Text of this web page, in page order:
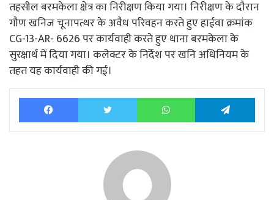
तहसील बरमकेला क्षेत्र का निरीक्षण किया गया। निरीक्षण के दौरान
गौण खनिज चूनापत्थर के अवैध परिवहन करते हुए हाईवा क्रमांक
CG-13-AR- 6626 पर कार्यवाही करते हुए थाना बरमकेला के
सुरक्षार्थ में दिया गया। कलेक्टर के निर्देश पर खनि अधिनियम के
तहत यह कार्यवाही की गई।
Facebook Twitter WhatsApp